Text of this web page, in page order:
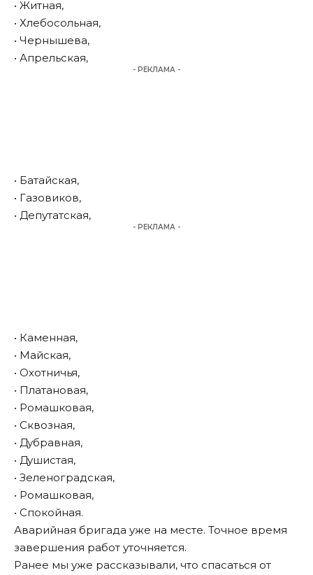
• Житная,
• Хлебосольная,
• Чернышева,
• Апрельская,
- РЕКЛАМА -
• Батайская,
• Газовиков,
• Депутатская,
- РЕКЛАМА -
• Каменная,
• Майская,
• Охотничья,
• Платановая,
• Ромашковая,
• Сквозная,
• Дубравная,
• Душистая,
• Зеленоградская,
• Ромашковая,
• Спокойная.
Аварийная бригада уже на месте. Точное время
завершения работ уточняется.
Ранее мы уже рассказывали, что спасаться от